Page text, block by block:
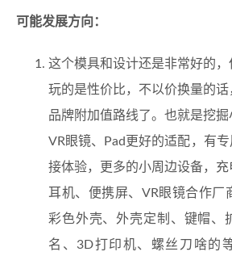
可能发展方向：
这个模具和设计还是非常好的
玩的是性价比，不以价换量的
品牌附加值路线了。也就是挖
VR眼镜、Pad更好的适配，有
接体验，更多的小周边设备，
耳机、便携屏、VR眼镜合作厂
彩色外壳、外壳定制、键帽、
名、3D打印机、螺丝刀啥的